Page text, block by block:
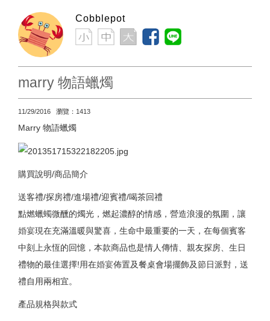
Cobblepot
marry 物語蠟燭
11/29/2016 瀏覽：1413
Marry 物語蠟燭
購買說明/商品簡介
送客禮/探房禮/進場禮/迎賓禮/喝茶回禮
點燃蠟蠋微醺的燭光，燃起濃醇的情感，營造浪漫的氛圍，讓
婚宴現在充滿溫暖與驚喜，生命中最重要的一天，在每個賓客
中刻上永恆的回憶，本款商品也是情人傳情、親友探房、生日
禮物的最佳選擇!用在婚宴佈置及餐桌會場擺飾及節日派對，送
禮自用兩相宜。
產品規格與款式